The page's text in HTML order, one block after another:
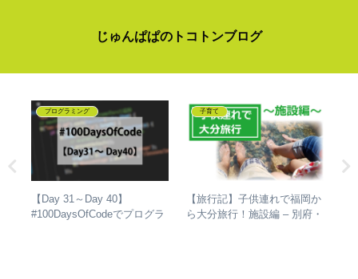
じゅんぱぱのトコトンブログ
プログラミング
【Day 31～Day 40】
#100DaysOfCodeでプログラ
子育て
【旅行記】子供連れで福岡か
ら大分旅行！施設編 – 別府・